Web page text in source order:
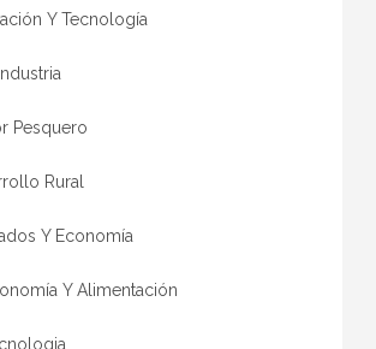
Y Tecnología
Pesquero
Rural
Y Economía
Y Alimentación